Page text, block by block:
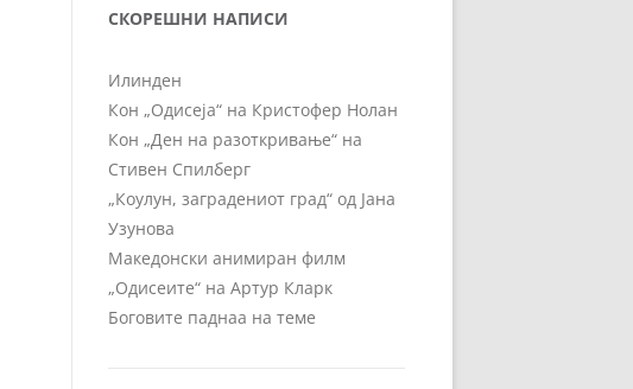
СКОРЕШНИ НАПИСИ
Илинден
Кон „Одисеја“ на Кристофер Нолан
Кон „Ден на разоткривање“ на
Стивен Спилберг
„Коулун, заградениот град“ од Јана
Узунова
Македонски анимиран филм
„Одисеите“ на Артур Кларк
Боговите паднаа на теме